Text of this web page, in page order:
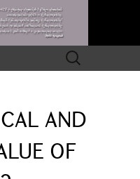
Search
for:
AND
OF